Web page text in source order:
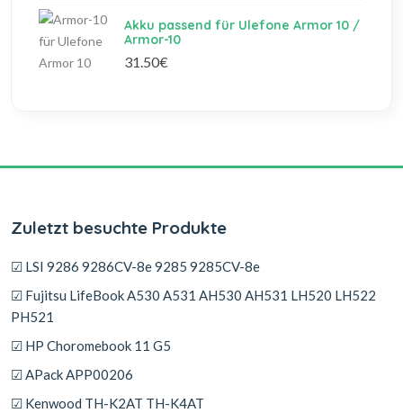
Akku passend für Ulefone Armor 10 /
Armor-10
31.50€
Zuletzt besuchte Produkte
☑ LSI 9286 9286CV-8e 9285 9285CV-8e
☑ Fujitsu LifeBook A530 A531 AH530 AH531 LH520 LH522
PH521
☑ HP Choromebook 11 G5
☑ APack APP00206
☑ Kenwood TH-K2AT TH-K4AT